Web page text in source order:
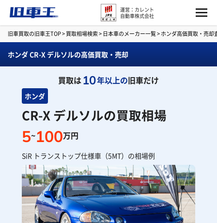
運営：カレント
自動車株式会社
旧車買取の旧車王TOP>買取相場検索> 日本車のメーカー一覧>ホンダ高価買取・売却
ホンダ CR-X デルソルの高価買取・売却
買取は10年以上の旧車だけ
ホンダ
CR-X デルソルの買取相場
5~100万円
SiR トランストップ仕様車（5MT）の相場例